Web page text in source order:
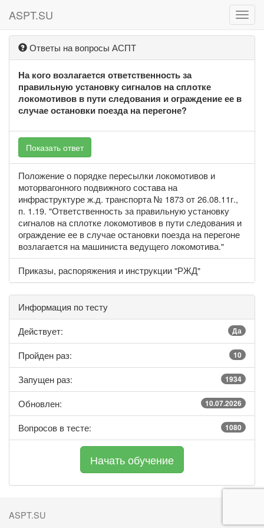
ASPT.SU
Ответы на вопросы АСПТ
На кого возлагается ответственность за
правильную установку сигналов на сплотке
локомотивов в пути следования и ограждение ее в
случае остановки поезда на перегоне?
Показать ответ
Положение о порядке пересылки локомотивов и
моторвагонного подвижного состава на
инфраструктуре ж.д. транспорта № 1873 от 26.08.11г.,
п. 1.19. "Ответственность за правильную установку
сигналов на сплотке локомотивов в пути следования и
ограждение ее в случае остановки поезда на перегоне
возлагается на машиниста ведущего локомотива."
Приказы, распоряжения и инструкции "РЖД"
Информация по тесту
Действует:
Да
Пройден раз: 10
Запущен раз: 1934
Обновлен: 10.07.2026
Вопросов в тесте: 1080
ASPT.SU